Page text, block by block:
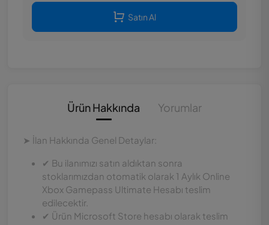
Satın Al
Ürün Hakkında Yorumlar
➤ İlan Hakkında Genel Detaylar:
✔ Bu ilanımızı satın aldıktan sonra
stoklarımızdan otomatik olarak 1 Aylık Online
Xbox Gamepass Ultimate Hesabı teslim
edilecektir.
✔ Ürün Microsoft Store hesabı olarak teslim